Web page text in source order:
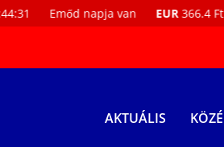
Emőd napja van EUR 366.4 Ft
AKTUÁLIS